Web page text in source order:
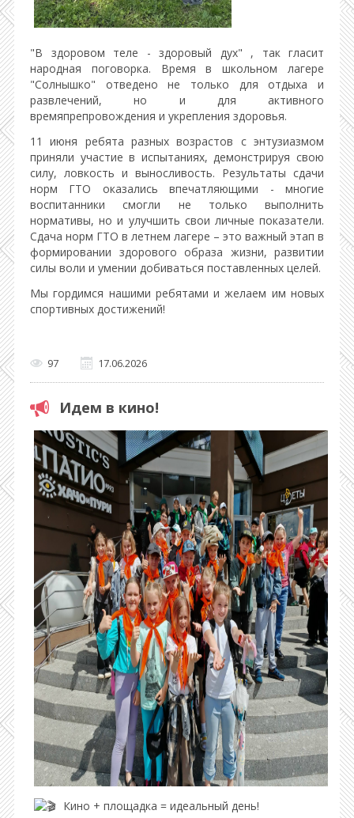
"В здоровом теле - здоровый дух" , так гласит
народная поговорка. Время в школьном лагере
"Солнышко" отведено не только для отдыха и
развлечений, но и для активного
времяпрепровождения и укрепления здоровья.
11 июня ребята разных возрастов с энтузиазмом
приняли участие в испытаниях, демонстрируя свою
силу, ловкость и выносливость. Результаты сдачи
норм ГТО оказались впечатляющими - многие
воспитанники смогли не только выполнить
нормативы, но и улучшить свои личные показатели.
Сдача норм ГТО в летнем лагере – это важный этап в
формировании здорового образа жизни, развитии
силы воли и умении добиваться поставленных целей.
Мы гордимся нашими ребятами и желаем им новых
спортивных достижений!
97 17.06.2026
Идем в кино!
Кино + площадка = идеальный день!